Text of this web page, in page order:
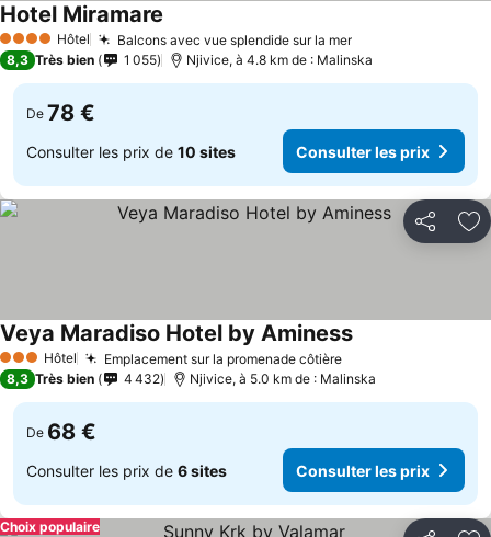
4 Étoiles Hôtel Balcons avec vue splendide sur la mer
Hotel Miramare
8,3 Très bien 1 055 Njivice, à 4.8 km de : Malinska
De 78 €
Consulter les prix de 10 sites Consulter les prix
Partager
3 ÉtoilesHôtel Emplacement sur la promenade côtière
Veya Maradiso Hotel by Aminess
8,3 Très bien 4 432 Njivice, à 5.0 km de : Malinska
De 68 €
Consulter les prix de 6 sites Consulter les prix
Choix populaire